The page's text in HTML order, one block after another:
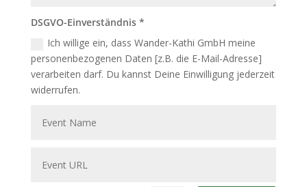
DSGVO-Einverständnis *
Ich willige ein, dass Wander-Kathi GmbH meine
personenbezogenen Daten [z.B. die E-Mail-Adresse]
verarbeiten darf. Du kannst Deine Einwilligung jederzeit
widerrufen.